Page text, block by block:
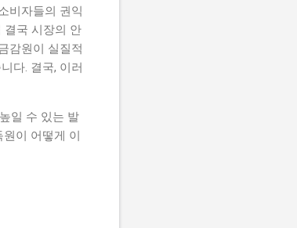
비자들의 권익
결국 시장의 안
감원이 실질적
다. 결국, 이러
일 수 있는 발
이 어떻게 이